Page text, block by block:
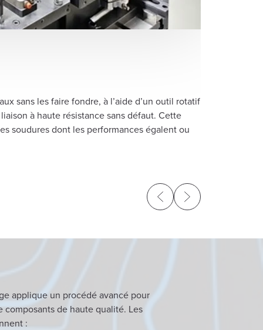
sans les faire fondre, à l’aide d’un outil rotatif
à haute résistance sans défaut. Cette
soudures dont les performances égalent ou
notamment
applique un procédé avancé pour
de haute qualité. Les
: